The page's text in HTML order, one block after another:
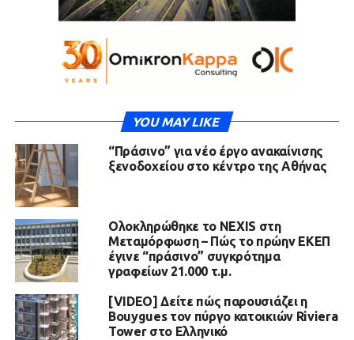
YOU MAY LIKE
“Πράσινο” για νέο έργο ανακαίνισης
ξενοδοχείου στο κέντρο της Αθήνας
Ολοκληρώθηκε το NEXIS στη
Μεταμόρφωση – Πώς το πρώην ΕΚΕΠ
έγινε “πράσινο” συγκρότημα
γραφείων 21.000 τ.μ.
[VIDEO] Δείτε πώς παρουσιάζει η
Bouygues τον πύργο κατοικιών Riviera
Tower στο Ελληνικό